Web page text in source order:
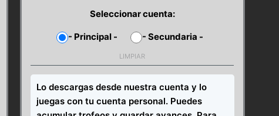
Seleccionar cuenta:
- Principal - -Secundaria -
LIMPIAR
Lo descargas desde nuestra cuenta y lo
juegas con tu cuenta personal. Puedes